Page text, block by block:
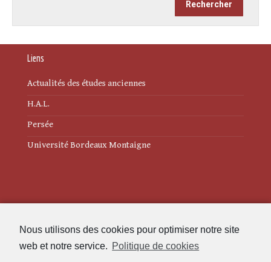
Nous utilisons des cookies pour optimiser notre site
web et notre service. Politique de cookies
Liens
Actualités des études anciennes
H.A.L.
Persée
Université Bordeaux Montaigne
Politique de cookies (UE)